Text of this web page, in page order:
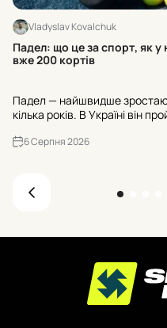
Vladyslav Kovalchuk
Падел: що це за спорт, як у
вже 200 кортів
Падел — найшвидше
кілька років. В Україні він
до кінця 2026 року їхня
6 Серпня 2026